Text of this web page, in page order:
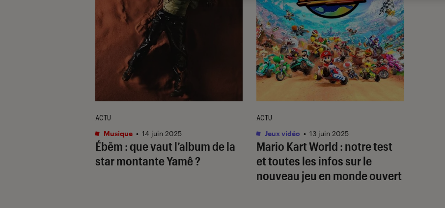
Ébēm : que vaut l’album de la
star montante Yamê ?
ACTU
Musique • 14 juin 2025
Mario Kart World : notre test
et toutes les infos sur le
nouveau jeu en monde ouvert
ACTU
Jeux vidéo • 13 juin 2025